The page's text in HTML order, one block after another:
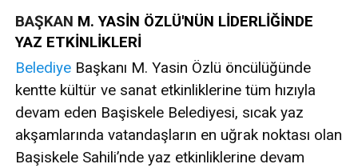
BAŞKAN M. YASİN ÖZLÜ'NÜN LİDERLİĞİNDE
YAZ ETKİNLİKLERİ
Belediye Başkanı M. Yasin Özlü öncülüğünde
kentte kültür ve sanat etkinliklerine tüm hızıyla
devam eden Başiskele Belediyesi, sıcak yaz
akşamlarında vatandaşların en uğrak noktası olan
Başiskele Sahili’nde yaz etkinliklerine devam